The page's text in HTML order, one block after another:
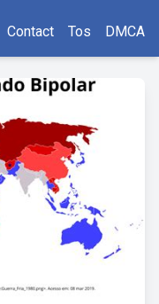
Contact Tos DMCA